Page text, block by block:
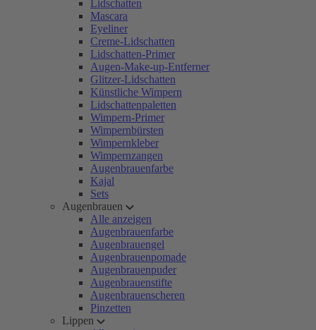
Lidschatten
Mascara
Eyeliner
Creme-Lidschatten
Lidschatten-Primer
Augen-Make-up-Entferner
Glitzer-Lidschatten
Künstliche Wimpern
Lidschattenpaletten
Wimpern-Primer
Wimpernbürsten
Wimpernkleber
Wimpernzangen
Augenbrauenfarbe
Kajal
Sets
Augenbrauen
Alle anzeigen
Augenbrauenfarbe
Augenbrauengel
Augenbrauenpomade
Augenbrauenpuder
Augenbrauenstifte
Augenbrauenscheren
Pinzetten
Lippen